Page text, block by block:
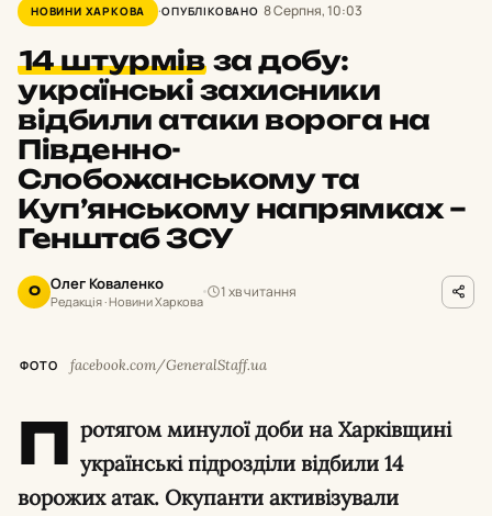
НОВИНИ ХАРКОВА ОПУБЛІКОВАНО 8 Серпня, 10:03
14 штурмів за добу:
українські захисники
відбили атаки ворога на
Південно-
Слобожанському та
Куп’янському напрямках –
Генштаб ЗСУ
О Олег Коваленко
Редакція · Новини Харкова
1 хв читання
ФОТО facebook.com/GeneralStaff.ua
П ротягом минулої доби на Харківщині
українські підрозділи відбили 14
ворожих атак. Окупанти активізували